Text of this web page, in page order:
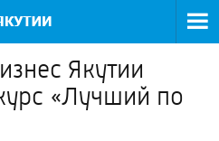
Якутии
«Лучший по